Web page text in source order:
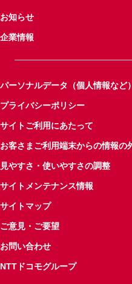
お知らせ
企業情報
パーソナルデータ（個人情報など
プライバシーポリシー
サイトご利用にあたって
お客さまご利用端末からの情報の
見やすさ・使いやすさの調整
サイトメンテナンス情報
サイトマップ
ご意見・ご要望
お問い合わせ
NTTドコモグループ